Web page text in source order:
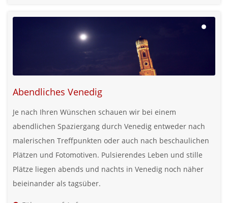
Abendliches Venedig
Je nach Ihren Wünschen schauen wir bei einem
abendlichen Spaziergang durch Venedig entweder nach
malerischen Treffpunkten oder auch nach beschaulichen
Plätzen und Fotomotiven. Pulsierendes Leben und stille
Plätze liegen abends und nachts in Venedig noch näher
beieinander als tagsüber.